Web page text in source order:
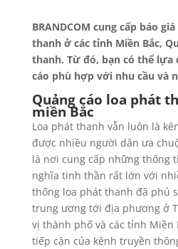
BRANDCOM cung cấp báo
thanh ở các tỉnh Miền Bắc,
thanh. Từ đó, bạn có thể lựa
cáo phù hợp với nhu cầu và
Quảng cáo loa phát
miền Bắc
Loa phát thanh vẫn luôn là
được nhiều người dân ưa
là nơi cung cấp những thông
nghĩa tinh thần rất lớn với
thống loa phát thanh đã phủ
trung ương tới địa phương ở
vị thành phố và các tỉnh Miền
tiếp cận của kênh truyền